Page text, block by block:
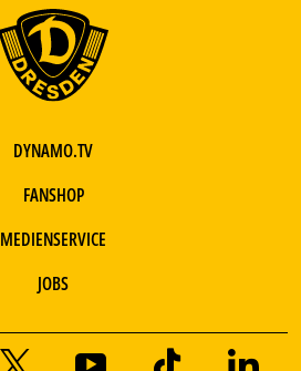
DYNAMO.TV
FANSHOP
MEDIENSERVICE
JOBS